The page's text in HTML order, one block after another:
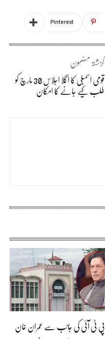
Pinterest
گزشتہ مضمون
قومی اسمبلی کا اگلا اجلاس 30 مارچ کو
طلب کیے جانے کا امکان
پی ٹی آئی کی جانب سے عمران خان